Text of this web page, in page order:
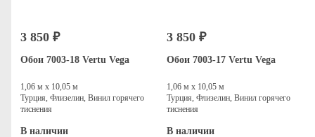
3 850 ₽
Обои 7003-18 Vertu Vega
1,06 м х 10,05 м
Турция, Флизелин, Винил горячего
тиснения
В наличии
3 850 ₽
Обои 7003-17 Vertu Vega
1,06 м х 10,05 м
Турция, Флизелин, Винил горячего
тиснения
В наличии